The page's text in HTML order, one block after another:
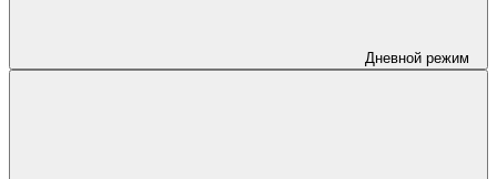
Дневной режим